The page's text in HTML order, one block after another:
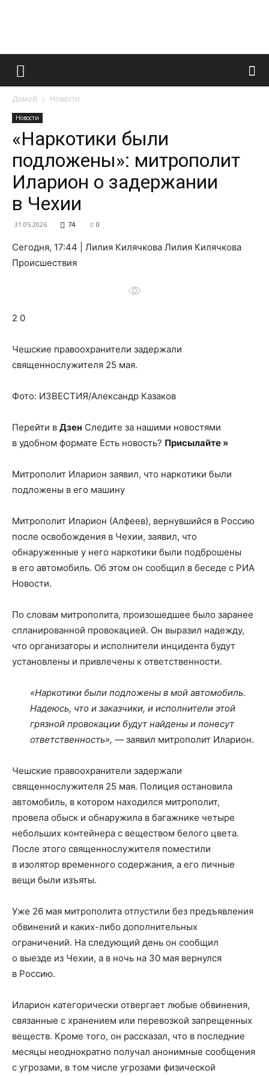
Французский
и
Домой Новости
Новости
«Наркотики были
подложены»: митрополит
Иларион о задержании
в Чехии
31.05.2026 74 0
Сегодня, 17:44 | Лилия Килячкова Лилия Килячкова
Происшествия
2 0
Чешские правоохранители задержали
священнослужителя 25 мая.
Фото: ИЗВЕСТИЯ/Александр Казаков
Перейти в Дзен Следите за нашими новостями
в удобном формате Есть новость? Присылайте »
Митрополит Иларион заявил, что наркотики были
подложены в его машину
Митрополит Иларион (Алфеев), вернувшийся в Россию
после освобождения в Чехии, заявил, что
обнаруженные у него наркотики были подброшены
в его автомобиль. Об этом он сообщил в беседе с РИА
Новости.
По словам митрополита, произошедшее было заранее
спланированной провокацией. Он выразил надежду,
что организаторы и исполнители инцидента будут
установлены и привлечены к ответственности.
«Наркотики были подложены в мой автомобиль.
Надеюсь, что и заказчики, и исполнители этой
грязной провокации будут найдены и понесут
ответственность», — заявил митрополит Иларион.
Чешские правоохранители задержали
священнослужителя 25 мая. Полиция остановила
автомобиль, в котором находился митрополит,
провела обыск и обнаружила в багажнике четыре
небольших контейнера с веществом белого цвета.
После этого священнослужителя поместили
в изолятор временного содержания, а его личные
вещи были изъяты.
Уже 26 мая митрополита отпустили без предъявления
обвинений и каких-либо дополнительных
ограничений. На следующий день он сообщил
о выезде из Чехии, а в ночь на 30 мая вернулся
в Россию.
Иларион категорически отвергает любые обвинения,
связанные с хранением или перевозкой запрещенных
веществ. Кроме того, он рассказал, что в последние
месяцы неоднократно получал анонимные сообщения
с угрозами, в том числе угрозами физической